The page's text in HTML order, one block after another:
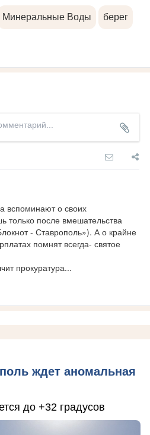
Минеральные Воды берег
вспоминают о своих
только после вмешательства
- Ставрополь»). А о крайне
помнят всегда- святое
прокуратура...
ждет аномальная
до +32 градусов